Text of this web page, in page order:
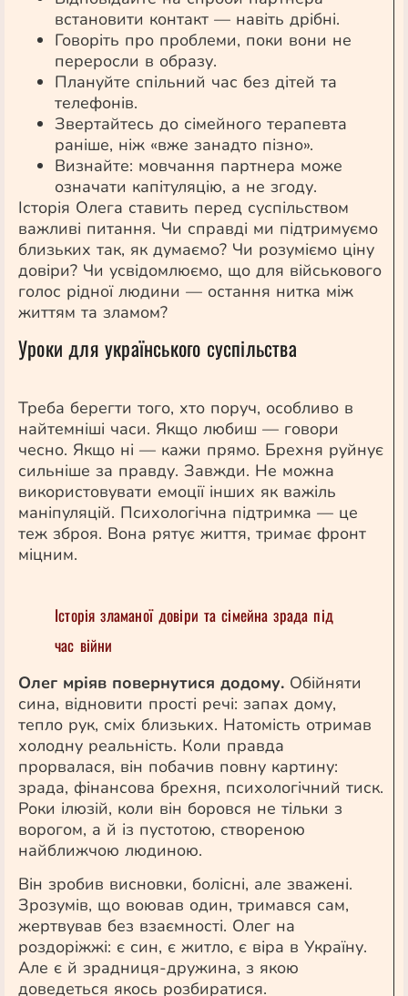
встановити контакт — навіть дрібні.
Говоріть про проблеми, поки вони не
переросли в образу.
Плануйте спільний час без дітей та
телефонів.
Звертайтесь до сімейного терапевта
раніше, ніж «вже занадто пізно».
Визнайте: мовчання партнера може
означати капітуляцію, а не згоду.
Історія Олега ставить перед суспільством
важливі питання. Чи справді ми підтримуємо
близьких так, як думаємо? Чи розуміємо ціну
довіри? Чи усвідомлюємо, що для військового
голос рідної людини — остання нитка між
життям та зламом?
Уроки для українського суспільства
Треба берегти того, хто поруч, особливо в
найтемніші часи. Якщо любиш — говори
чесно. Якщо ні — кажи прямо. Брехня руйнує
сильніше за правду. Завжди. Не можна
використовувати емоції інших як важіль
маніпуляцій. Психологічна підтримка — це
теж зброя. Вона рятує життя, тримає фронт
міцним.
Історія зламаної довіри та сімейна зрада під
час війни
Олег мріяв повернутися додому. Обійняти
сина, відновити прості речі: запах дому,
тепло рук, сміх близьких. Натомість отримав
холодну реальність. Коли правда
прорвалася, він побачив повну картину:
зрада, фінансова брехня, психологічний тиск.
Роки ілюзій, коли він боровся не тільки з
ворогом, а й із пустотою, створеною
найближчою людиною.
Він зробив висновки, болісні, але зважені.
Зрозумів, що воював один, тримався сам,
жертвував без взаємності. Олег на
роздоріжжі: є син, є житло, є віра в Україну.
Але є й зрадниця-дружина, з якою
доведеться якось розбиратися.